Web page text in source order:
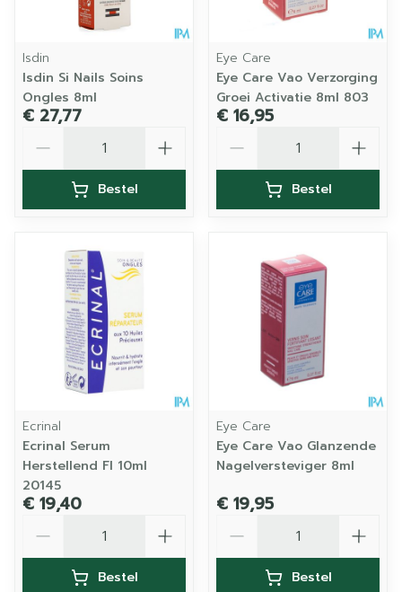
Isdin
Isdin Si Nails Soins
Ongles 8ml
€ 27,77
Bestel
Eye Care
Eye Care Vao Verzorging
Groei Activatie 8ml 803
€ 16,95
Bestel
Ecrinal
Ecrinal Serum
Herstellend Fl 10ml
20145
€ 19,40
Bestel
Eye Care
Eye Care Vao Glanzende
Nagelversteviger 8ml
€ 19,95
Bestel